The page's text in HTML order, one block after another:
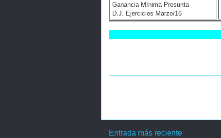
Ganancia Mínima Presunta
D.J. Ejercicios Marzo/16
Entrada más reciente